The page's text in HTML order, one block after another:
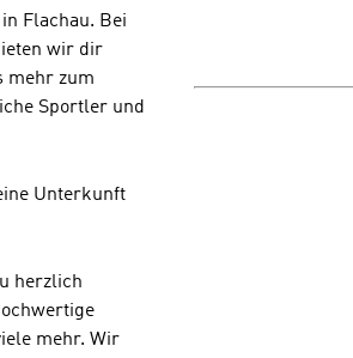
Flachau. Bei
wir dir
mehr zum
Sportler und
Unterkunft
herzlich
mehr. Wir